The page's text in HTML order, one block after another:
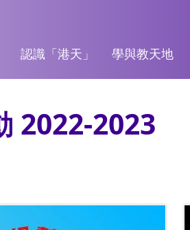
認識「港天」 學與教天地
2022-2023